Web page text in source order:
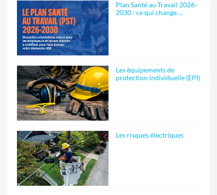
Plan Santé au Travail 2026-
2030 : ce qui change …
Les équipements de
protection individuelle (EPI)
Les risques électriques